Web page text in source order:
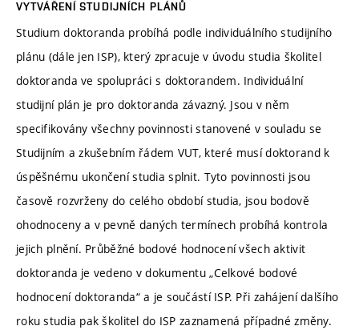
VYTVÁŘENÍ STUDIJNÍCH PLÁNŮ
Studium doktoranda probíhá podle individuálního studijního
plánu (dále jen ISP), který zpracuje v úvodu studia školitel
doktoranda ve spolupráci s doktorandem. Individuální
studijní plán je pro doktoranda závazný. Jsou v něm
specifikovány všechny povinnosti stanovené v souladu se
Studijním a zkušebním řádem VUT, které musí doktorand k
úspěšnému ukončení studia splnit. Tyto povinnosti jsou
časově rozvrženy do celého období studia, jsou bodově
ohodnoceny a v pevně daných termínech probíhá kontrola
jejich plnění. Průběžné bodové hodnocení všech aktivit
doktoranda je vedeno v dokumentu „Celkové bodové
hodnocení doktoranda“ a je součástí ISP. Při zahájení dalšího
roku studia pak školitel do ISP zaznamená případné změny.